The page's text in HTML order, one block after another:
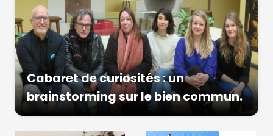
Cabaret de curiosités : un
brainstorming sur le bien commun.